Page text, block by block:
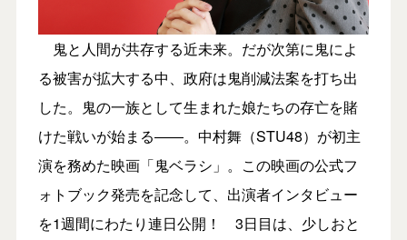
鬼と人間が共存する近未来。だが次第に鬼によ
る被害が拡大する中、政府は鬼削減法案を打ち出
した。鬼の一族として生まれた娘たちの存亡を賭
けた戦いが始まる――。中村舞（STU48）が初主
演を務めた映画「鬼ベラシ」。この映画の公式フ
ォトブック発売を記念して、出演者インタビュー
を1週間にわたり連日公開！ 3日目は、少しおと